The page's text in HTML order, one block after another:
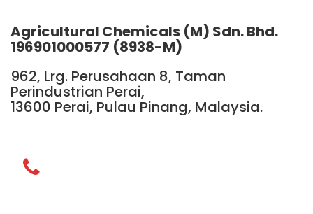
Agricultural Chemicals (M) Sdn. Bhd.
196901000577 (8938-M)
962, Lrg. Perusahaan 8, Taman
Perindustrian Perai,
13600 Perai, Pulau Pinang, Malaysia.